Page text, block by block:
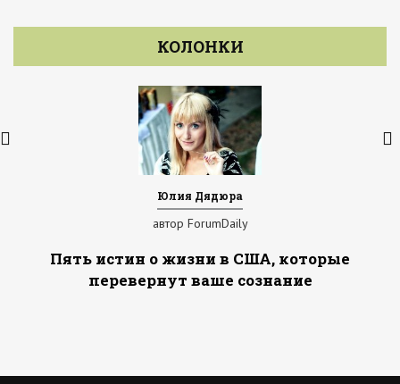
КОЛОНКИ
Юлия Дядюра
автор ForumDaily
Пять истин о жизни в США, которые
перевернут ваше сознание